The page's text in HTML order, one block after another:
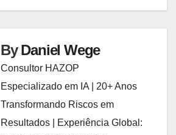
ByDaniel Wege
Consultor HAZOP
Especializado em IA | 20+ Anos
Transformando Riscos em
Resultados | Experiência Global: